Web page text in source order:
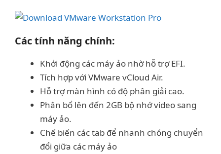
Các tính năng chính:
Khởi động các máy ảo nhờ hỗ trợ EFI.
Tích hợp với VMware vCloud Air.
Hỗ trợ màn hình có độ phân giải cao.
Phân bổ lên đến 2GB bộ nhớ video sang
máy ảo.
Chế biến các tab để nhanh chóng chuyển
đổi giữa các máy ảo